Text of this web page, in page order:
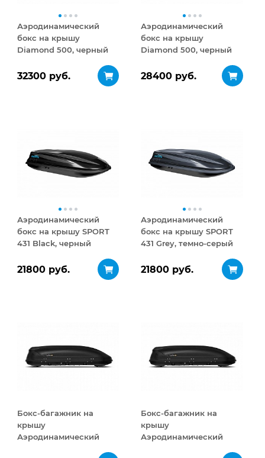
Аэродинамический
бокс на крышу
Diamond 500, черный
32300 руб.
Аэродинамический
бокс на крышу
Diamond 500, черный
28400 руб.
Аэродинамический
бокс на крышу SPORT
431 Black, черный
21800 руб.
Аэродинамический
бокс на крышу SPORT
431 Grey, темно-серый
21800 руб.
Бокс-багажник на
крышу
Аэродинамический
Бокс-багажник на
крышу
Аэродинамический